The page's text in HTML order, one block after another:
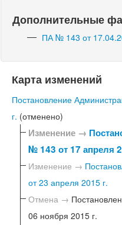
Дополнительные
ПА № 143 от
Карта изменений
Постановление
г. (отменено)
Изменение →
№ 143 от 17 апреля
Изменение →
от 23 апреля 2015 г.
Отмена →
06 ноября 2015 г.